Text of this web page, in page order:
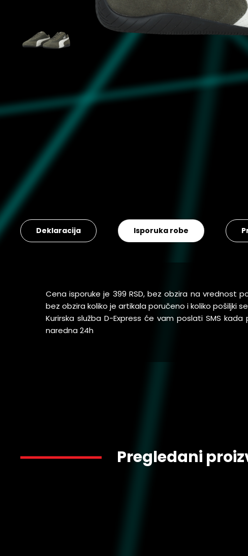
Deklaracija Isporuka robe
Cena isporuke je 399 RSD, bez obzira na vrednost
bez obzira koliko je artikala poručeno i koliko pošiljki
Kurirska služba D-Express će vam poslati SMS
naredna 24h
Pregledani